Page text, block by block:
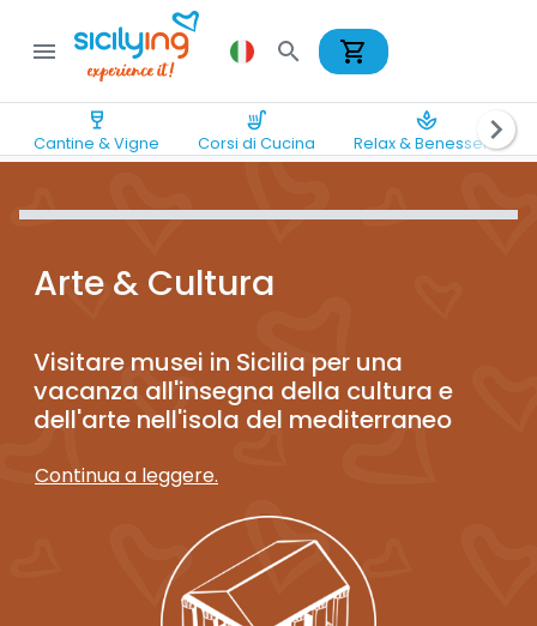
menu search shopping_cart
wine_bar
Cantine & Vigne
soup_kitchen
Corsi di Cucina
spa
Relax & Benesserechevron_right
Arte & Cultura
Visitare musei in Sicilia per una
vacanza all'insegna della cultura e
dell'arte nell'isola del mediterraneo
Continua a leggere.